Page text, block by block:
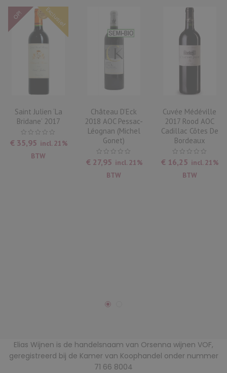
Exclusief
OP!
Saint Julien ‘La
Bridane’ 2017
€35,95 incl. 21%
BTW
Château D’Eck
2018 AOC Pessac-
Léognan (Michel
Gonet)
€27,95 incl. 21%
BTW
Cuvée Médéville
2017 Rood AOC
Cadillac Côtes De
Bordeaux
€ 16,25 incl. 21%
BTW
Elias Wijnen is de handelsnaam van Orsenna wijnen VOF,
geregistreerd bij de Kamer van Koophandel onder nummer
71 66 8004